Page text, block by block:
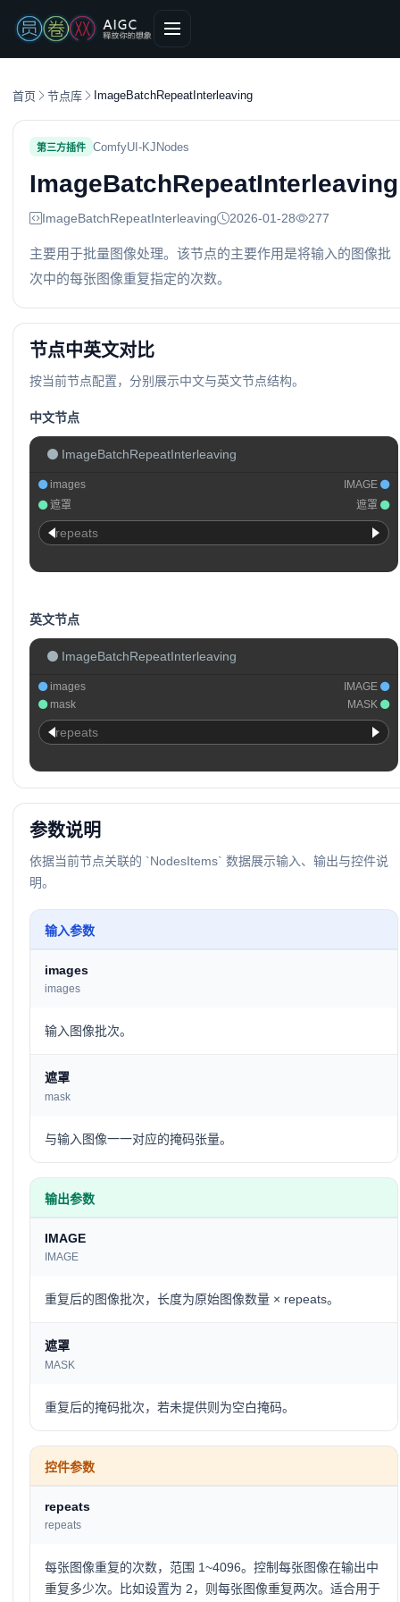
首页 节点库 ImageBatchRepeatInterleaving
第三方插件 ComfyUI-KJNodes
ImageBatchRepeatInterleaving
ImageBatchRepeatInterleaving 2026-01-28 277
主要用于批量图像处理。该节点的主要作用是将输入的图像批
次中的每张图像重复指定的次数。
节点中英文对比
按当前节点配置，分别展示中文与英文节点结构。
中文节点
ImageBatchRepeatInterleaving
images
遮罩
IMAGE
遮罩
repeats
英文节点
ImageBatchRepeatInterleaving
images
mask
IMAGE
MASK
repeats
参数说明
依据当前节点关联的 `NodesItems` 数据展示输入、输出与控件说
明。
输入参数
images
images
输入图像批次。
遮罩
mask
与输入图像一一对应的掩码张量。
输出参数
IMAGE
IMAGE
重复后的图像批次，长度为原始图像数量 × repeats。
遮罩
MASK
重复后的掩码批次，若未提供则为空白掩码。
控件参数
repeats
repeats
每张图像重复的次数，范围 1~4096。控制每张图像在输出中
重复多少次。比如设置为 2，则每张图像重复两次。适合用于